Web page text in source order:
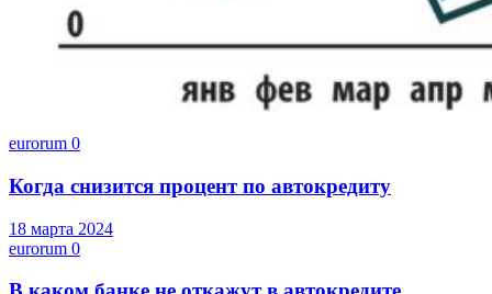
eurorum 0
Когда снизится процент по автокредиту
18 марта 2024
eurorum 0